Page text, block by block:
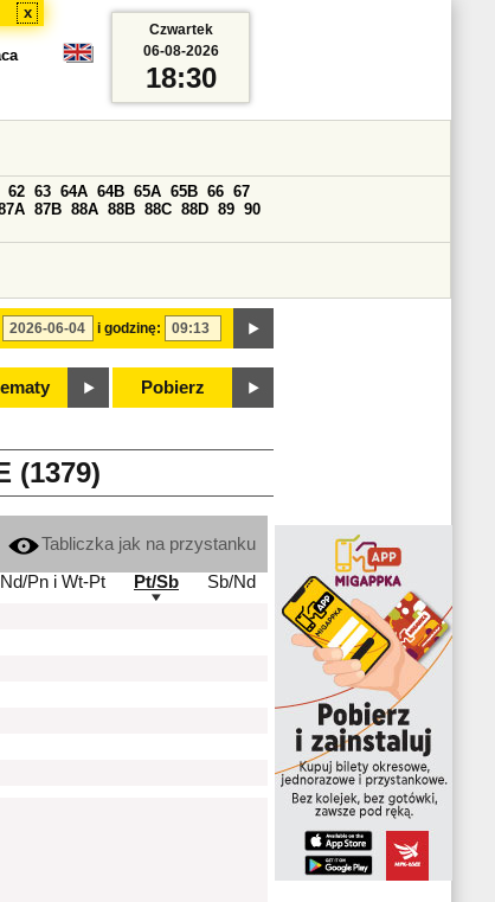
x
i godzinę:
62 63 64A 64B 65A 65B 66 67
87B 88A 88B 88C 88D 89 90
Pobierz
Czwartek
06-08-2026
18:30
(1379)
Tabliczka jak na przystanku
Nd/Pn i Wt-Pt
Pt/Sb
Sb/Nd